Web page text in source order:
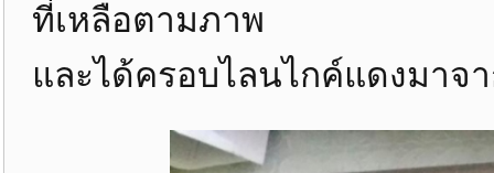
ที่เหลือตามภาพ
และได้ครอบไลนไกค์แดงมาจา